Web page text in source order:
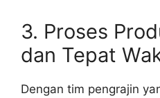
3. Proses
dan Tepat
Dengan tim pengrajin